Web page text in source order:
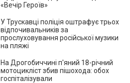
«Вечір Героїв»
У Трускавці поліція оштрафує трьох
відпочивальників за
прослуховування російської музики
на пляжі
На Дрогобиччині п'яний 18-річний
мотоцикліст збив пішохода: обох
госпіталізували